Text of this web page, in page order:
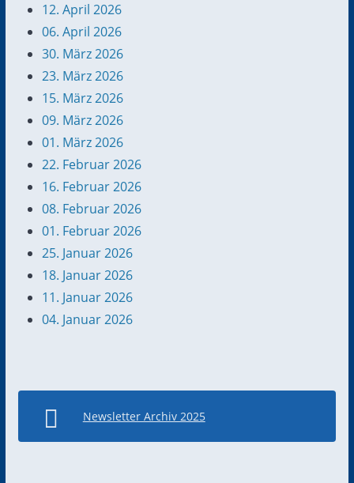
12. April 2026
06. April 2026
30. März 2026
23. März 2026
15. März 2026
09. März 2026
01. März 2026
22. Februar 2026
16. Februar 2026
08. Februar 2026
01. Februar 2026
25. Januar 2026
18. Januar 2026
11. Januar 2026
04. Januar 2026
Newsletter Archiv 2025